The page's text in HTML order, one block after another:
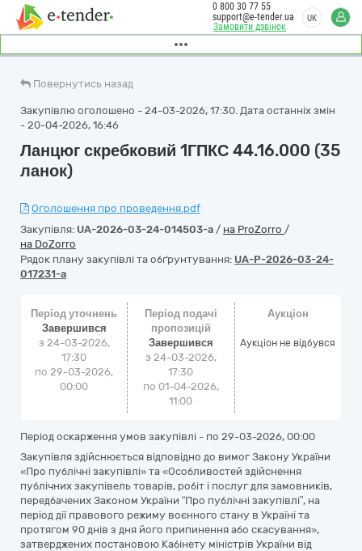
Замовити дзвінок
0 800 30 77 55
support@e-tender.ua
UK
Повернутись назад
Закупівлю оголошено - 24-03-2026, 17:30. Дата останніх змін
- 20-04-2026, 16:46
Ланцюг скребковий 1ГПКС 44.16.000 (35
ланок)
Оголошення про проведення.pdf
Закупівля: UA-2026-03-24-014503-a / на ProZorro /
на DoZorro
Рядок плану закупівлі та обґрунтування: UA-P-2026-03-24-
017231-a
Період уточнень
Завершився
з 24-03-2026,
17:30
по 29-03-2026,
00:00
Період подачі
пропозицій
Завершився
з 24-03-2026,
17:30
по 01-04-2026,
11:00
Аукціон
Аукціон не відбувся
Період оскарження умов закупівлі - по 29-03-2026, 00:00
Закупівля здійснюється відповідно до вимог Закону України
«Про публічні закупівлі» та «Особливостей здійснення
публічних закупівель товарів, робіт і послуг для замовників,
передбачених Законом України “Про публічні закупівлі”, на
період дії правового режиму воєнного стану в Україні та
протягом 90 днів з дня його припинення або скасування»,
затверджених постановою Кабінету міністрів України від